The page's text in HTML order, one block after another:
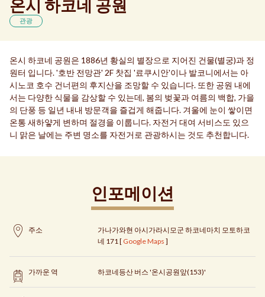
온시 하코네 공원
관광
온시 하코네 공원은 1886년 황실의 별장으로 지어진 건물(별궁)과 정
원터 입니다. '호반 전망관' 2F 찻집 '료쿠시안'이나 발코니에서는 아
시노코 호수 건너편의 후지산을 조망할 수 있습니다. 또한 공원 내에
서는 다양한 식물을 감상할 수 있는데, 봄의 벚꽃과 여름의 백합, 가을
의 단풍 등 일년 내내 방문객을 즐겁게 해줍니다. 겨울에 눈이 쌓이면
온통 새하얗게 변하며 절경을 이룹니다. 자전거 대여 서비스도 있으
니 맑은 날에는 주변 명소를 자전거로 관광하시는 것도 추천합니다.
인포메이션
주소
가나가와현 아시가라시모군 하코네마치 모토하코
네 171 [ Google Maps ]
가까운 역 하코네등산 버스 '온시공원앞(153)'